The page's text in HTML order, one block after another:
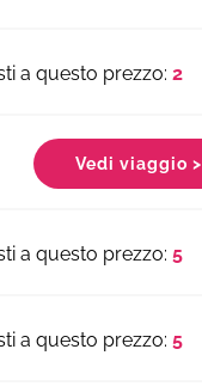
2
Vedi viaggio >
5
5